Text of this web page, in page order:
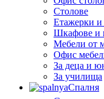
Столове
Етажерки и
Шкафове и
Мебели от
Офис
За деца и
За училища
Спалня